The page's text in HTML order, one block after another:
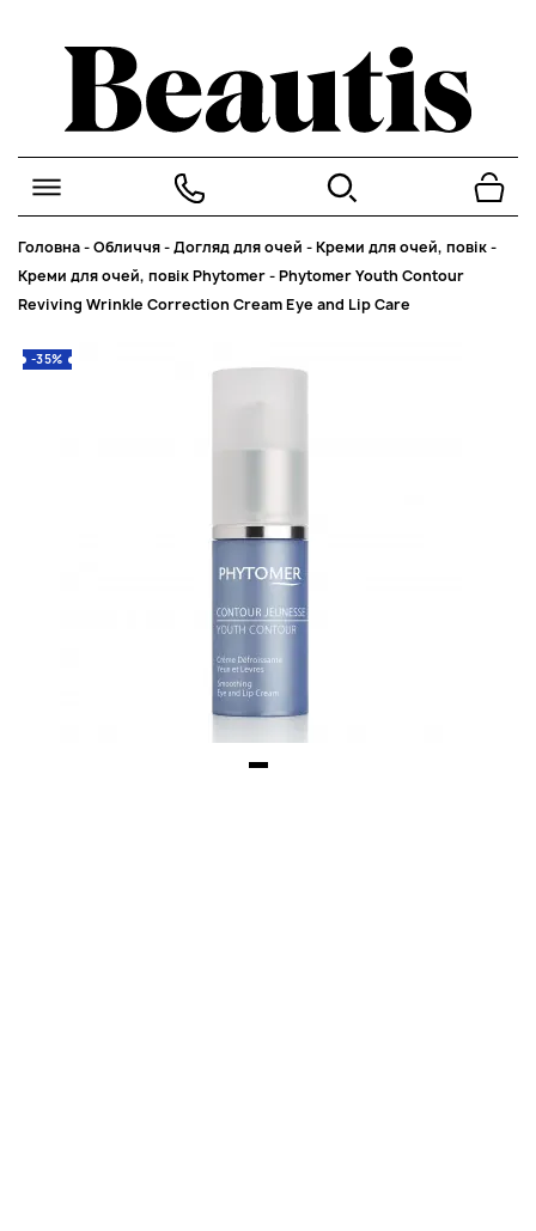
Головна-Обличчя-Догляд для очей -Креми для очей, повік-
Креми для очей, повік Phytomer-Phytomer Youth Contour
Reviving Wrinkle Correction Cream Eye and Lip Care
-35%